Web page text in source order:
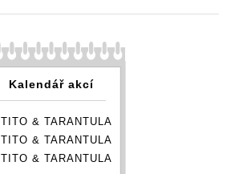
Kalendář akcí
TITO & TARANTULA
TITO & TARANTULA
TITO & TARANTULA